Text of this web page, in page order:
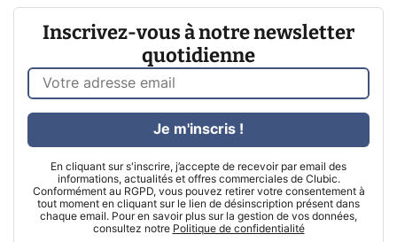
Inscrivez-vous à notre newsletter
quotidienne
En cliquant sur s'inscrire, j’accepte de recevoir par email des
informations, actualités et offres commerciales de Clubic.
Conformément au RGPD, vous pouvez retirer votre consentement à
tout moment en cliquant sur le lien de désinscription présent dans
chaque email. Pour en savoir plus sur la gestion de vos données,
consultez notre Politique de confidentialité
Je m'inscris !